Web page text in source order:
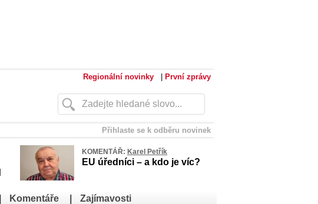
Regionální novinky První zprávy
Přihlaste se k odběru novinek
KOMENTÁŘ: Karel Petřík
EU úředníci – a kdo je víc?
Komentáře Zajímavosti